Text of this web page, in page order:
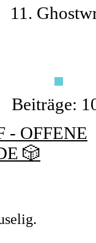
11.
Beiträge:
- OFFENE
🎲